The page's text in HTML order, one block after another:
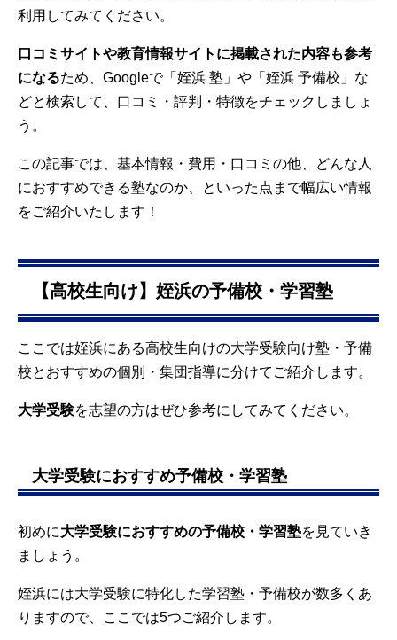
利用してみてください。
口コミサイトや教育情報サイトに掲載された内容も参考
になるため、Googleで「姪浜 塾」や「姪浜 予備校」な
どと検索して、口コミ・評判・特徴をチェックしましょ
う。
この記事では、基本情報・費用・口コミの他、どんな人
におすすめできる塾なのか、といった点まで幅広い情報
をご紹介いたします！
【高校生向け】姪浜の予備校・学習塾
ここでは姪浜にある高校生向けの大学受験向け塾・予備
校とおすすめの個別・集団指導に分けてご紹介します。
大学受験を志望の方はぜひ参考にしてみてください。
大学受験におすすめ予備校・学習塾
初めに大学受験におすすめの予備校・学習塾を見ていき
ましょう。
姪浜には大学受験に特化した学習塾・予備校が数多くあ
りますので、ここでは5つご紹介します。